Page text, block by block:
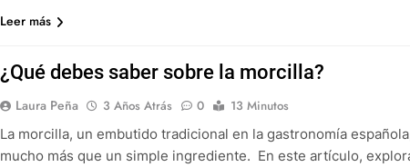
Leer más
¿Qué debes saber sobre la morcilla?
Laura Peña 3 Años Atrás 0
13 Minutos
La morcilla, un embutido tradicional en la gastronomía
mucho más que un simple ingrediente. En este artículo,